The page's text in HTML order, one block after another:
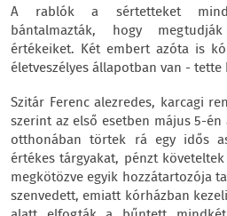
A rablók a sértetteket
bántalmazták, hogy
értékeiket. Két embert azóta is
életveszélyes állapotban van -
Szitár Ferenc alezredes, karcagi
szerint az első esetben május 5-
otthonában törtek rá egy idős
értékes tárgyakat, pénzt
megkötözve egyik hozzátartozója
szenvedett, emiatt kórházban